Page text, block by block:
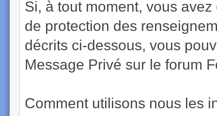
Si, à tout moment, vous
de protection des
décrits ci-dessous, vous
Message Privé sur le forum
Comment utilisons nous les